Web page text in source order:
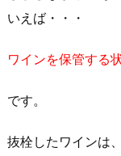
いえば・・・
ワインを保管する
です。
抜栓したワインは